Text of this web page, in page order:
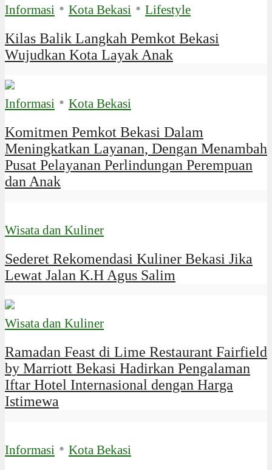
Informasi • Kota Bekasi • Lifestyle
Kilas Balik Langkah Pemkot Bekasi
Wujudkan Kota Layak Anak
Informasi • Kota Bekasi
Komitmen Pemkot Bekasi Dalam
Meningkatkan Layanan, Dengan Menambah
Pusat Pelayanan Perlindungan Perempuan
dan Anak
Wisata dan Kuliner
Sederet Rekomendasi Kuliner Bekasi Jika
Lewat Jalan K.H Agus Salim
Wisata dan Kuliner
Ramadan Feast di Lime Restaurant Fairfield
by Marriott Bekasi Hadirkan Pengalaman
Iftar Hotel Internasional dengan Harga
Istimewa
Informasi • Kota Bekasi